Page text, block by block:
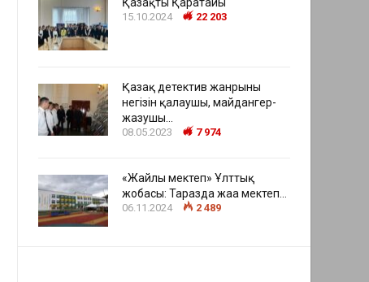
15.10.2024 22 203
Қазақ детектив жанрының
негізін қалаушы, майдангер-
жазушы…
08.05.2023 7 974
«Жайлы мектеп» Ұлттық
жобасы: Таразда жаңа мектеп…
06.11.2024 2 489